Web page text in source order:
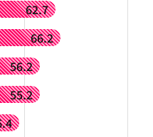
62.7
66.2
56.2
55.2